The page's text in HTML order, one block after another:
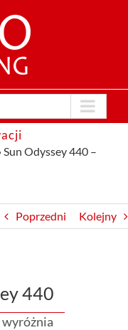
Sun Odyssey 440 –
Poprzedni Kolejny
440